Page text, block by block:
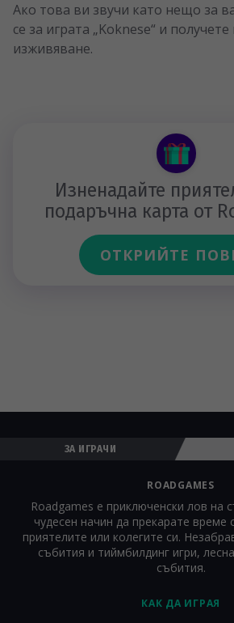
Ако това ви звучи като нещо за
се за играта „Koknese“ и
изживяване.
Изненадайте
подаръчна карта от
ОТКРИЙТЕ
ЗА ИГРАЧИ
КАК ДА ИГРАЯ
ROADGAMES
Roadgames е приключенски лов на
чудесен начин да прекарате време
приятелите или колегите си.
събития и тиймбилдинг игри,
събития.